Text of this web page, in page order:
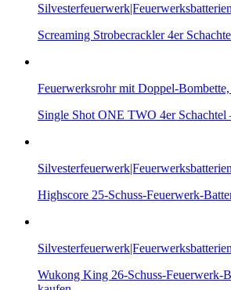
Silvesterfeuerwerk|Feuerwerksbatterien
Screaming Strobecrackler 4er
Feuerwerksrohr mit Doppel-
Single Shot ONE TWO 4er Schachtel
Silvesterfeuerwerk|Feuerwerksbatterien
Highscore 25-Schuss-Feuerwerk-
Silvesterfeuerwerk|Feuerwerksbatterien
Wukong King 26-Schuss-Feuerwerk-